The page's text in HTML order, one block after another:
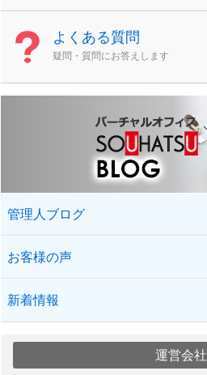
よくある質問
疑問・質問にお答えします
管理人ブログ
お客様の声
新着情報
運営会社